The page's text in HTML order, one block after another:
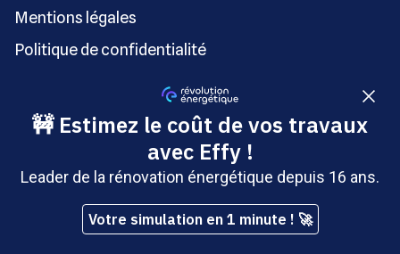
Mentions légales
Politique de confidentialité
Préférences cookie
Signaler un contenu illicite
À découvrir